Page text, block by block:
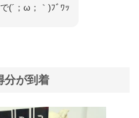
(´；ω；｀)ﾌﾞﾜｯ
分が到着